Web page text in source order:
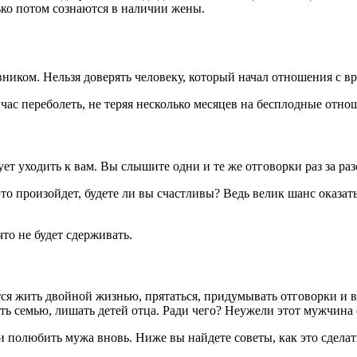
потом сознаются в наличии жены.
Нельзя доверять человеку, который начал отношения с
переболеть, не теряя несколько месяцев на бесплодные
уходить к вам. Вы слышите одни и те же отговорки раз за
будете ли вы счастливы? Ведь велик шанс
не будет сдерживать.
жить двойной жизнью, прятаться, придумывать отговорки
семью, лишать детей отца. Ради чего? Неужели этот мужчина
полюбить мужа вновь. Ниже вы найдете советы, как это